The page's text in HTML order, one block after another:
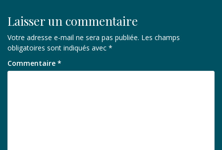
Laisser un commentaire
Votre adresse e-mail ne sera pas publiée. Les champs
obligatoires sont indiqués avec *
Commentaire *